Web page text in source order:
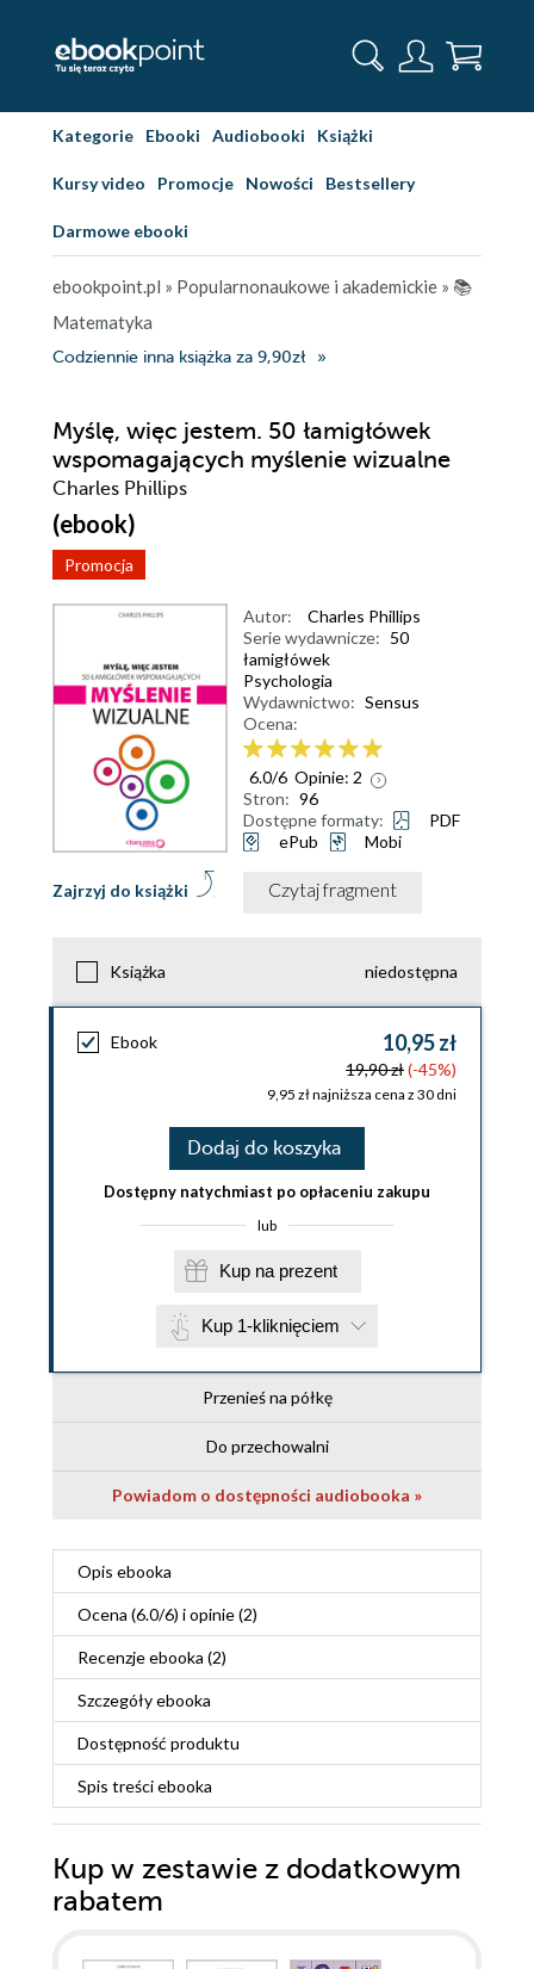
Kategorie Ebooki Audiobooki Książki
Kursy video Promocje Nowości Bestsellery
Darmowe ebooki
ebookpoint.pl » Popularnonaukowe i akademickie » 📚
Matematyka
Codziennie inna książka za 9,90zł
Myślę, więc jestem. 50 łamigłówek
wspomagających myślenie wizualne
Charles Phillips
(ebook)
Promocja
Zajrzyj do książki
Autor:
Charles Phillips
Serie wydawnicze: 50
łamigłówek
Psychologia
Wydawnictwo: Sensus
Ocena:
6.0/6 Opinie: 2
Stron: 96
Dostępne formaty:
PDF
ePub
Mobi
Czytaj fragment
Książka niedostępna
Ebook 10,95 zł
19,90 zł(-45%)
9,95 zł najniższa cena z 30 dni
Dodaj do koszyka
Dostępny natychmiast po opłaceniu zakupu
lub
Kup na prezent
Kup 1-kliknięciem
Przenieś na półkę
Do przechowalni
Powiadom o dostępności audiobooka »
Opis ebooka
Ocena (6.0/6) i opinie (2)
Recenzjeebooka (2)
Szczegółyebooka
Dostępność produktu
Spis treściebooka
Kup w zestawie z dodatkowym
rabatem